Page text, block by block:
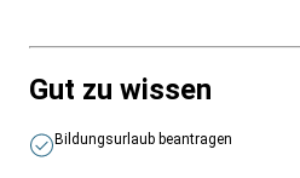
Gut zu wissen
Bildungsurlaub beantragen